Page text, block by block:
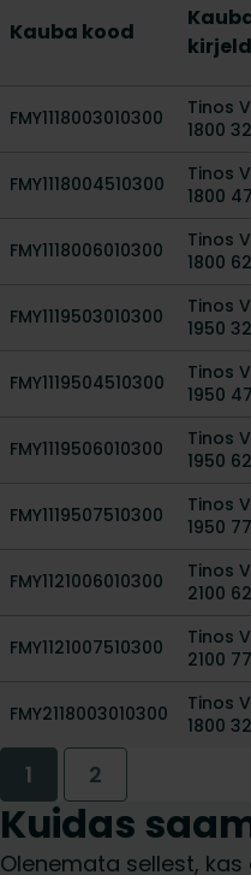
Kauba kood
FMY1118003010300
Tinos
1800
FMY1118004510300
Tinos
1800
FMY1118006010300
Tinos
1800
FMY1119503010300
Tinos
1950
FMY1119504510300
Tinos
1950
FMY1119506010300
Tinos
1950
FMY1119507510300
Tinos
1950
FMY1121006010300
Tinos
2100
FMY1121007510300
Tinos
2100
FMY2118003010300
Tinos
1800
1 2
Kuidas
Olenemata sellest,